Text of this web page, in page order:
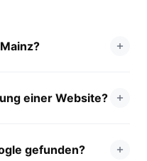
einer Website?
gefunden?